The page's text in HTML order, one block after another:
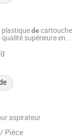
plastiquede cartouche
qualité supérieure en
aspirateur
/ Pièce